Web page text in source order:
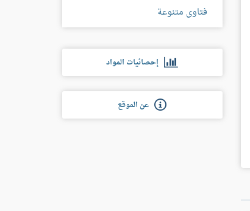
فتاوى متنوعة
إحصائيات المواد
عن الموقع